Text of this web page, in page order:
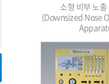
소형 비부 노출
(Downsized Nose